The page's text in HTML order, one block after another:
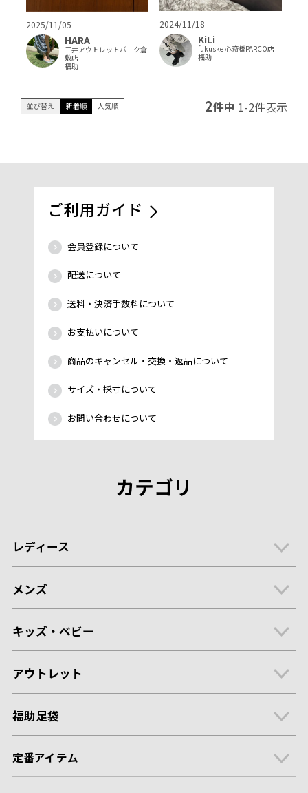
2025/11/05
HARA
三井アウトレットパーク倉
敷店
福助
2024/11/18
KiLi
fukuske 心斎橋PARCO店
福助
並び替え 新着順 人気順 2件中 1-2件表示
ご利用ガイド
会員登録について
配送について
送料・決済手数料について
お支払いについて
商品のキャンセル・交換・返品について
サイズ・採寸について
お問い合わせについて
カテゴリ
レディース
メンズ
キッズ・ベビー
アウトレット
福助足袋
定番アイテム